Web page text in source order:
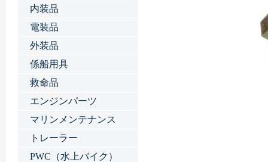
内装品
電装品
外装品
係船用具
救命品
エンジンパーツ
マリンメンテナンス
トレーラー
PWC（水上バイク）